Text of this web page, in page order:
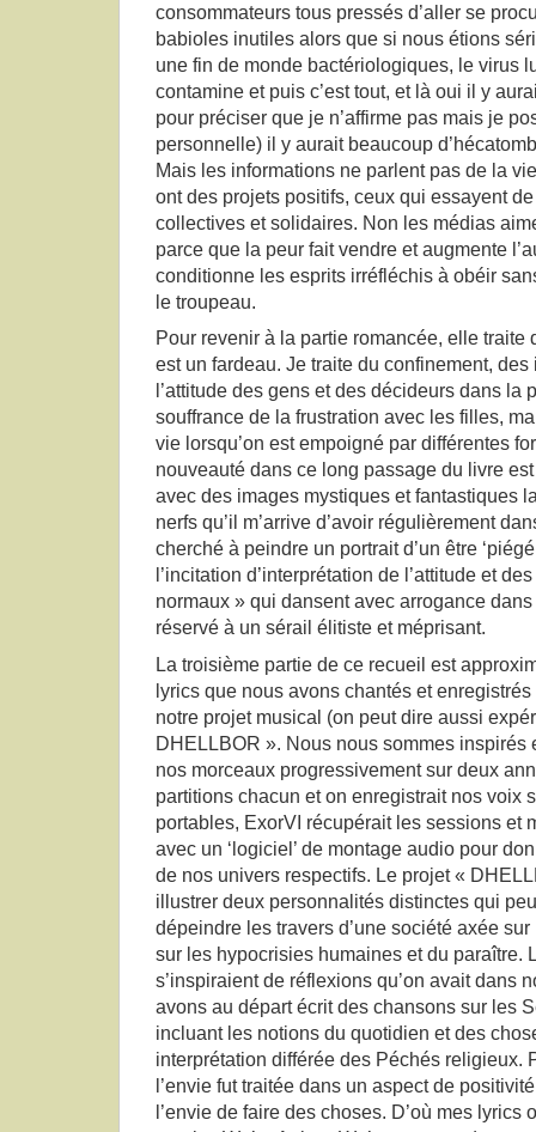
consommateurs tous pressés d’aller se
babioles inutiles alors que si nous étions
une fin de monde bactériologiques, le virus
contamine et puis c’est tout, et là oui il y
pour préciser que je n’affirme pas mais je
personnelle) il y aurait beaucoup
Mais les informations ne parlent pas de la
ont des projets positifs, ceux qui essayent
collectives et solidaires. Non les médias
parce que la peur fait vendre et augmente
conditionne les esprits irréfléchis à obéir
le troupeau.
Pour revenir à la partie romancée, elle traite
est un fardeau. Je traite du confinement,
l’attitude des gens et des décideurs dans la
souffrance de la frustration avec les filles,
vie lorsqu’on est empoigné par différentes
nouveauté dans ce long passage du livre
avec des images mystiques et fantastiques
nerfs qu’il m’arrive d’avoir régulièrement
cherché à peindre un portrait d’un être
l’incitation d’interprétation de l’attitude et
normaux » qui dansent avec arrogance
réservé à un sérail élitiste et méprisant.
La troisième partie de ce recueil est
lyrics que nous avons chantés et
notre projet musical (on peut dire aussi
DHELLBOR ». Nous nous sommes inspirés
nos morceaux progressivement sur deux
partitions chacun et on enregistrait nos voix
portables, ExorVI récupérait les sessions et
avec un ‘logiciel’ de montage audio pour
de nos univers respectifs. Le projet «
illustrer deux personnalités distinctes qui
dépeindre les travers d’une société axée
sur les hypocrisies humaines et du paraître.
s’inspiraient de réflexions qu’on avait dans
avons au départ écrit des chansons sur les
incluant les notions du quotidien et des
interprétation différée des Péchés religieux.
l’envie fut traitée dans un aspect de
l’envie de faire des choses. D’où mes lyrics